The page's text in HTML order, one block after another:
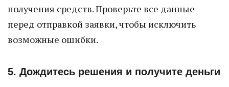
получения средств. Проверьте все данные
перед отправкой заявки, чтобы исключить
возможные ошибки.
5. Дождитесь решения и получите деньги